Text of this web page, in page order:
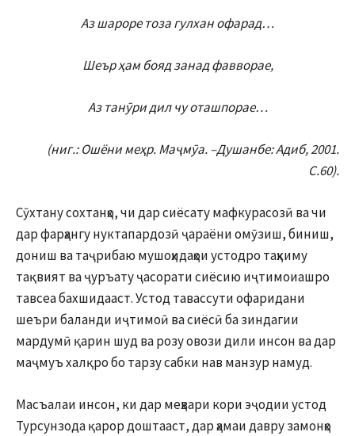
Аз шароре тоза гулхан офарад…
Шеър ҳам бояд занад фавворае,
Аз танӯри дил чу оташпорае…
(ниг.: Ошёни меҳр. Маҷмӯа. –Душанбе: Адиб, 2001.
С.60).
Сӯхтану сохтанҳо, чи дар сиёсату мафкурасозӣ ва чи
дар фарҳангу нуктапардозӣ ҷараёни омӯзиш, биниш,
дониш ва таҷрибаю мушоҳидаҳои устодро таҳкиму
тақвият ва ҷуръату ҷасорати сиёсию иҷтимоиашро
тавсеа бахшидааст. Устод тавассути офаридани
шеъри баланди иҷтимоӣ ва сиёсӣ ба зиндагии
мардумӣ қарин шуд ва розу овози дили инсон ва дар
маҷмуъ халқро бо тарзу сабки нав манзур намуд.
Масъалаи инсон, ки дар меҳвари кори эҷодии устод
Турсунзода қарор доштааст, дар ҳамаи давру замонҳо